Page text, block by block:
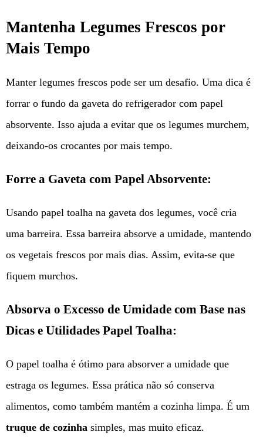
Mantenha Legumes Frescos por
Mais Tempo
Manter legumes frescos pode ser um desafio. Uma dica é
forrar o fundo da gaveta do refrigerador com papel
absorvente. Isso ajuda a evitar que os legumes murchem,
deixando-os crocantes por mais tempo.
Forre a Gaveta com Papel Absorvente:
Usando papel toalha na gaveta dos legumes, você cria
uma barreira. Essa barreira absorve a umidade, mantendo
os vegetais frescos por mais dias. Assim, evita-se que
fiquem murchos.
Absorva o Excesso de Umidade com Base nas
Dicas e Utilidades Papel Toalha:
O papel toalha é ótimo para absorver a umidade que
estraga os legumes. Essa prática não só conserva
alimentos, como também mantém a cozinha limpa. É um
truque de cozinha simples, mas muito eficaz.